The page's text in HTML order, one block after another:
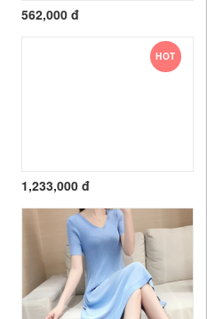
562,000 đ
HOT
1,233,000 đ